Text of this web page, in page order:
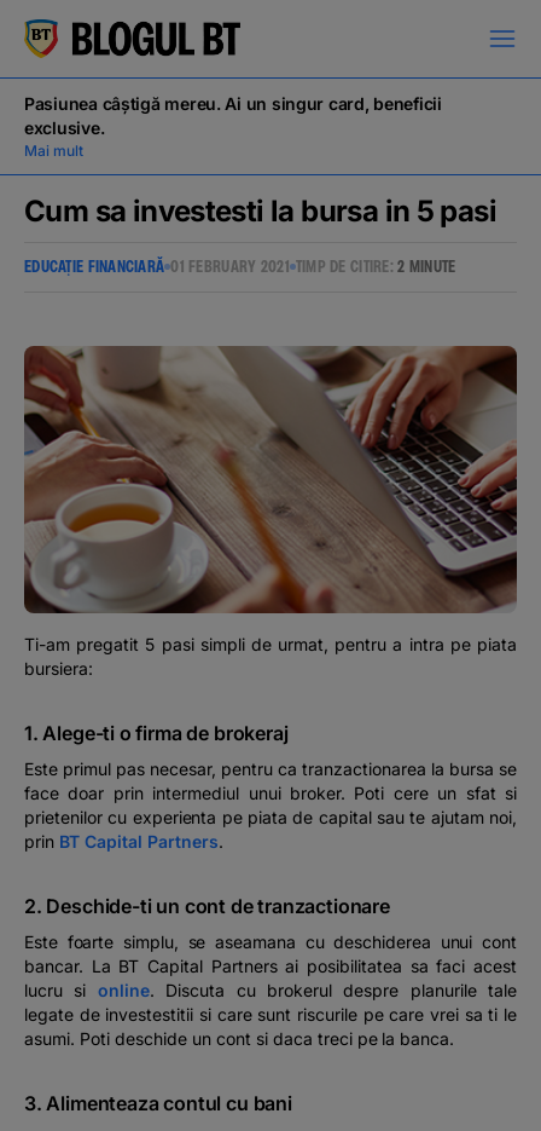
кириллица
Campanii
Educație financiară
BT Pay
Evenimente
Podcast
The MacRO Zone
Banking, pe relaxare
Pasiunea câștigă mereu. Ai un singur card, beneficii
exclusive.
Mai mult
Cum sa investesti la bursa in 5 pasi
EDUCAȚIE FINANCIARĂ 01 FEBRUARY 2021 TIMP DE CITIRE:2 MINUTE
Ti-am pregatit 5 pasi simpli de urmat, pentru a intra pe piata
bursiera:
1. Alege-ti o firma de brokeraj
Este primul pas necesar, pentru ca tranzactionarea la bursa se
face doar prin intermediul unui broker. Poti cere un sfat si
prietenilor cu experienta pe piata de capital sau te ajutam noi,
prin BT Capital Partners.
2. Deschide-ti un cont de tranzactionare
Este foarte simplu, se aseamana cu deschiderea unui cont
bancar. La BT Capital Partners ai posibilitatea sa faci acest
lucru si online. Discuta cu brokerul despre planurile tale
legate de investestitii si care sunt riscurile pe care vrei sa ti le
asumi. Poti deschide un cont si daca treci pe la banca.
3. Alimenteaza contul cu bani